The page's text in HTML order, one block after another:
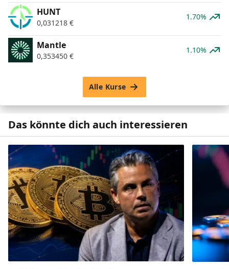
HUNT
0,031218 €
1.70%
Mantle
0,353450 €
1.10%
Alle Kurse
Das könnte dich auch interessieren